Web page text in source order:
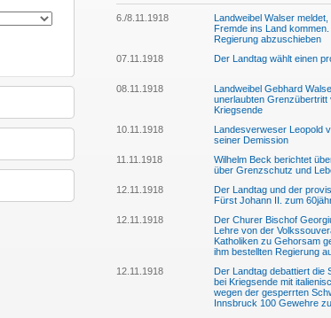
6./8.11.1918
Landweibel Walser
Fremde ins Land
Regierung abzuschieben
07.11.1918 Der Landtag wählt einen
08.11.1918
Landweibel Gebhard
unerlaubten Grenzübertritt
Kriegsende
10.11.1918
Landesverweser Leopold
seiner Demission
11.11.1918
Wilhelm Beck berichtet
über Grenzschutz und
12.11.1918
Der Landtag und der
Fürst Johann II. zum
12.11.1918
Der Churer Bischof
Lehre von der
Katholiken zu Gehorsam
ihm bestellten Regierung
12.11.1918
Der Landtag debattiert die
bei Kriegsende mit
wegen der gesperrten
Innsbruck 100 Gewehre